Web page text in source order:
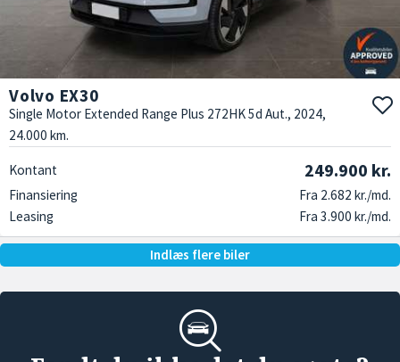
Volvo EX30
Single Motor Extended Range Plus 272HK 5d Aut., 2024,
24.000 km.
Kontant 249.900 kr.
Finansiering
Fra 2.682 kr./md.
Leasing
Fra 3.900 kr./md.
Indlæs flere biler